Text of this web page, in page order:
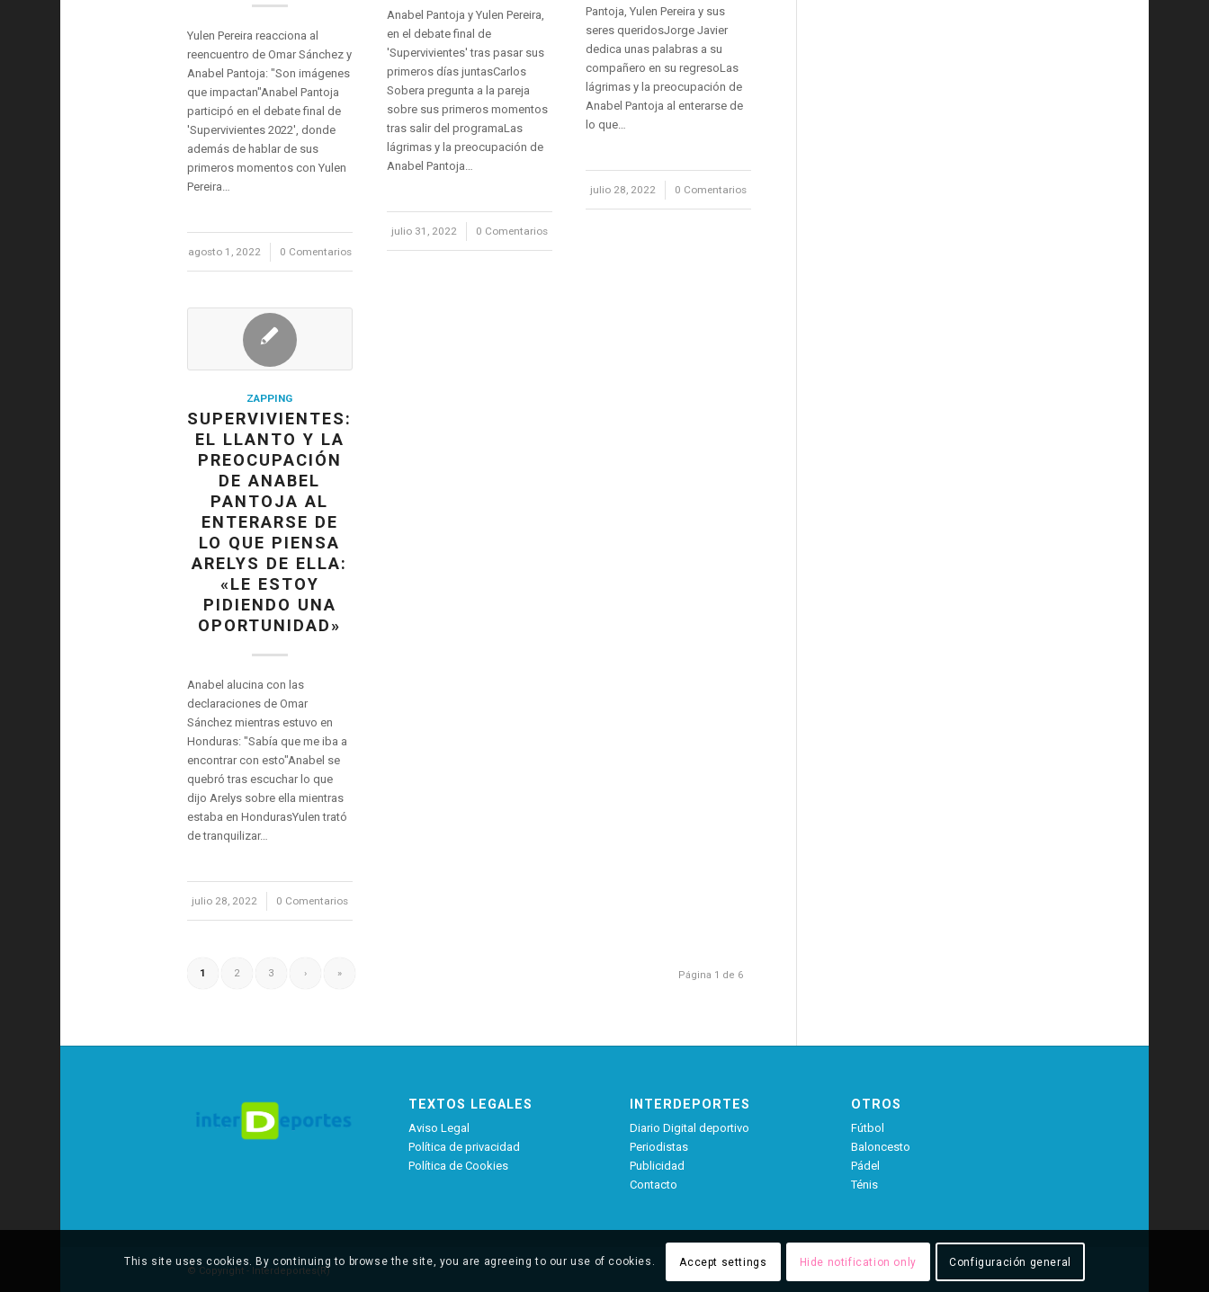
Yulen Pereira reacciona al
reencuentro de Omar Sánchez y
Anabel Pantoja: "Son imágenes
que impactan"Anabel Pantoja
participó en el debate final de
'Supervivientes 2022', donde
además de hablar de sus
primeros momentos con Yulen
Pereira…
agosto 1, 2022
/ 0 Comentarios
Anabel Pantoja y Yulen Pereira,
en el debate final de
'Supervivientes' tras pasar sus
primeros días juntasCarlos
Sobera pregunta a la pareja
sobre sus primeros momentos
tras salir del programaLas
lágrimas y la preocupación de
Anabel Pantoja…
julio 31, 2022
/ 0 Comentarios
Pantoja, Yulen Pereira y sus
seres queridosJorge Javier
dedica unas palabras a su
compañero en su regresoLas
lágrimas y la preocupación de
Anabel Pantoja al enterarse de
lo que…
julio 28, 2022
/ 0 Comentarios
ZAPPING
SUPERVIVIENTES:
EL LLANTO Y LA
PREOCUPACIÓN
DE ANABEL
PANTOJA AL
ENTERARSE DE
LO QUE PIENSA
ARELYS DE ELLA:
«LE ESTOY
PIDIENDO UNA
OPORTUNIDAD»
Anabel alucina con las
declaraciones de Omar
Sánchez mientras estuvo en
Honduras: "Sabía que me iba a
encontrar con esto"Anabel se
quebró tras escuchar lo que
dijo Arelys sobre ella mientras
estaba en HondurasYulen trató
de tranquilizar…
julio 28, 2022
/ 0 Comentarios
Página 1 de 6
1 2 3 › »
TEXTOS LEGALES
Aviso Legal
Política de privacidad
Política de Cookies
INTERDEPORTES
Diario Digital deportivo
Periodistas
Publicidad
Contacto
OTROS
Fútbol
Baloncesto
Pádel
Ténis
© Copyright - Interdeportes(R)
This site uses cookies. By continuing to browse the site, you are agreeing to our use of cookies. Accept settings Hide notification only Configuración general